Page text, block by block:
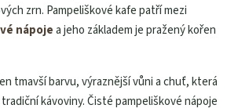
zrn. Pampeliškové kafe patří mezi
nápojea jeho základem je pražený kořen
tmavší barvu, výraznější vůni a chuť, která
kávoviny. Čisté pampeliškové nápoje